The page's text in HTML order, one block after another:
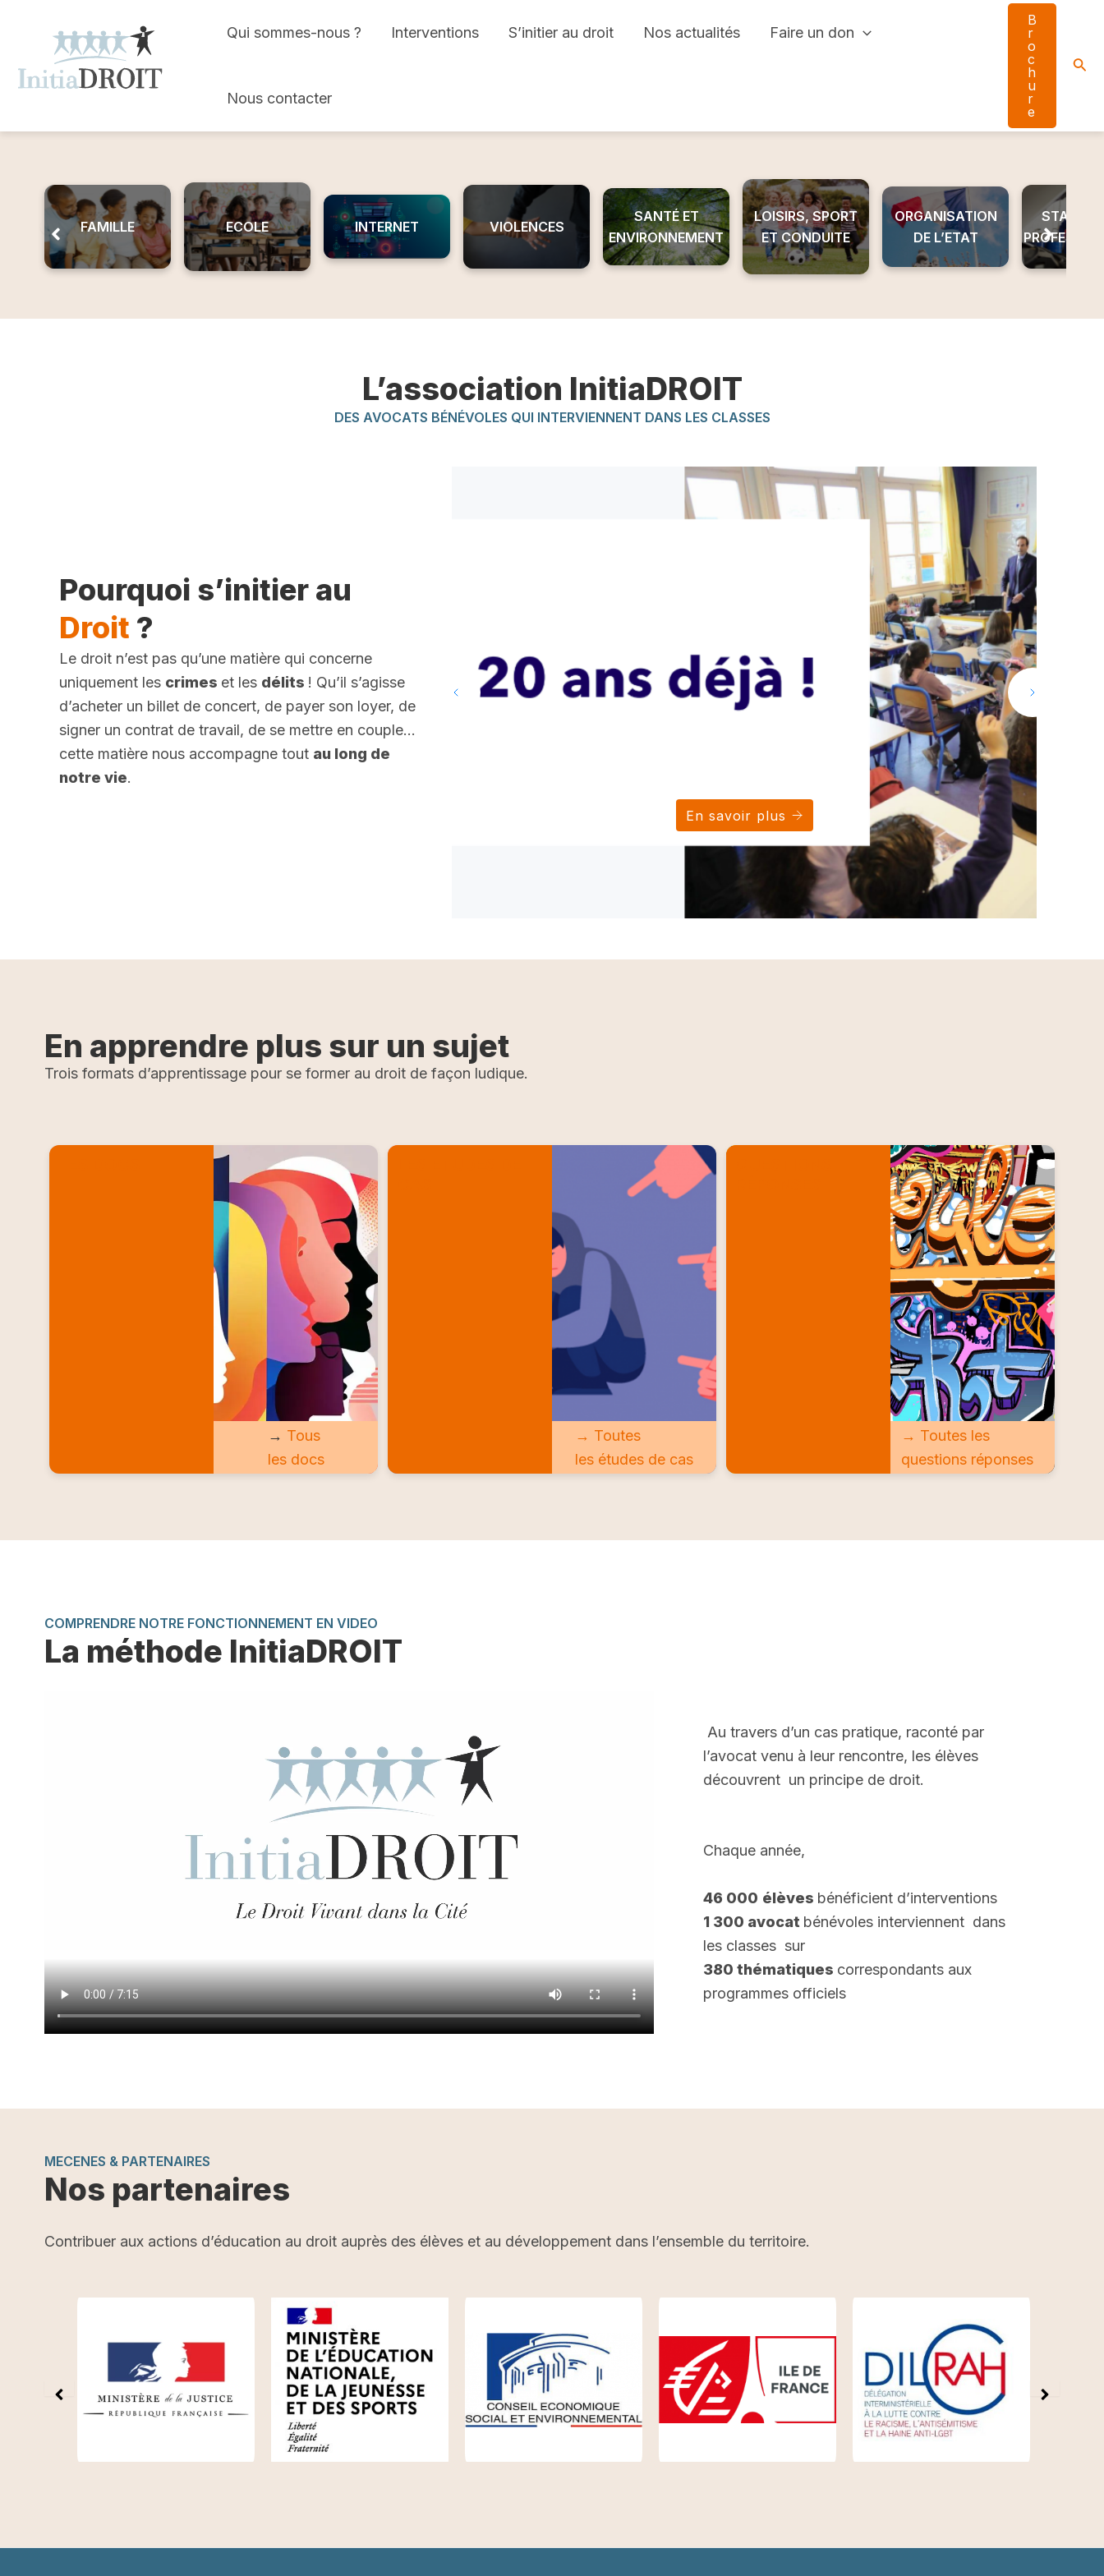
Qui sommes-nous ? Interventions S’initier au droit Nos actualités Faire un don
Nous contacter
B
r
o
c
h
u
r
e
FAMILLE ECOLE INTERNET VIOLENCES
SANTÉ ET
ENVIRONNEMENT
LOISIRS, SPORT
ET CONDUITE
ORGANISATION
DE L’ETAT
STAGE
L’association InitiaDROIT
DES AVOCATS BÉNÉVOLES QUI INTERVIENNENT DANS LES CLASSES
Pourquoi s’initier au
Droit ?
Le droit n’est pas qu’une matière qui concerne
uniquement les crimes et les délits ! Qu’il s’agisse
d’acheter un billet de concert, de payer son loyer, de
signer un contrat de travail, de se mettre en couple…
cette matière nous accompagne tout au long de
notre vie.
En savoir plus
En apprendre plus sur un sujet
Trois formats d’apprentissage pour se former au droit de façon ludique.
→ Tous
les docs
→ Toutes
les études de cas
→ Toutes les
questions réponses
COMPRENDRE NOTRE FONCTIONNEMENT EN VIDEO
La méthode InitiaDROIT
Au travers d’un cas pratique, raconté par
l’avocat venu à leur rencontre, les élèves
découvrent un principe de droit.
Chaque année,
46 000 élèves bénéficient d’interventions
1 300 avocat bénévoles interviennent dans
les classes sur
380 thématiques correspondants aux
programmes officiels
MECENES & PARTENAIRES
Nos partenaires
Contribuer aux actions d’éducation au droit auprès des élèves et au développement dans l’ensemble du territoire.